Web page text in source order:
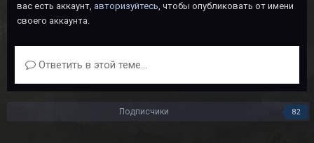
вас есть аккаунт, авторизуйтесь, чтобы опубликовать от имени
своего аккаунта.
Ответить в этой теме...
Подписчики 82